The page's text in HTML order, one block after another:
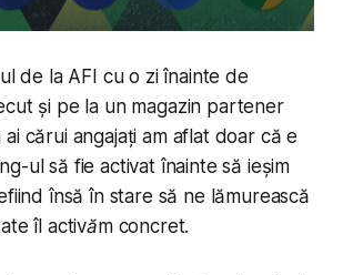
de la AFI cu o zi înainte de
și pe la un magazin partener
cărui angajați am aflat doar că e
ul să fie activat înainte să ieșim
însă în stare să ne lămurească
îl activăm concret.